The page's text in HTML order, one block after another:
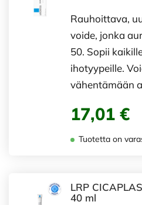
Rauhoittava,
voide, jonka
50. Sopii
ihotyypeille.
vähentämään
17,01 €
Tuotetta on
LRP
40 ml